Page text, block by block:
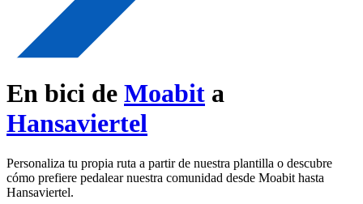
En bici de Moabit a
Hansaviertel
Personaliza tu propia ruta a partir de nuestra plantilla o descubre
cómo prefiere pedalear nuestra comunidad desde Moabit hasta
Hansaviertel.